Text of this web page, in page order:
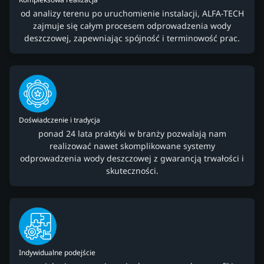
od analizy terenu po uruchomienie instalacji, ALFA-TECH
zajmuje się całym procesem odprowadzenia wody
deszczowej, zapewniając spójność i terminowość prac.
Doświadczenie i tradycja
ponad 24 lata praktyki w branży pozwalają nam
realizować nawet skomplikowane systemy
odprowadzenia wody deszczowej z gwarancją trwałości i
skuteczności.
Indywidualne podejście